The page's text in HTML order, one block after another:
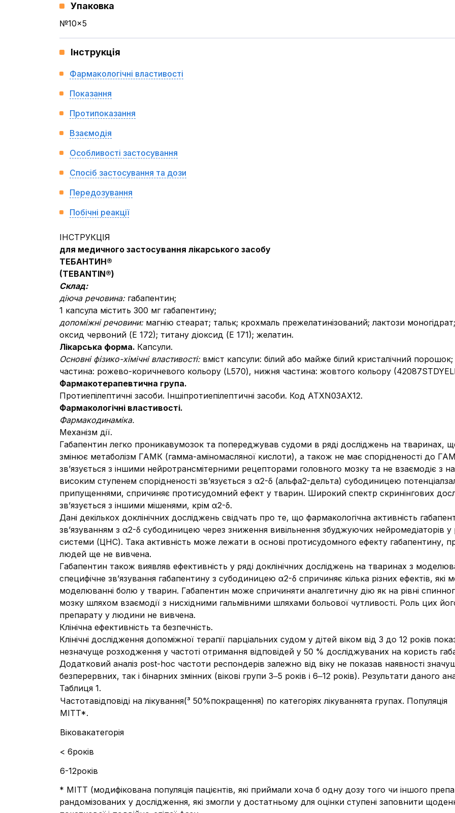
Упаковка
№10x5
Інструкція
Фармакологічні властивості
Показання
Протипоказання
Взаємодія
Особливості застосування
Спосіб застосування та дози
Передозування
Побічні реакції
ІНСТРУКЦІЯ
для медичного застосування лікарського засобу
ТЕБАНТИН®
(TEBANTIN®)
Склад:
діюча речовина: габапентин;
1 капсула містить 300 мг габапентину;
допоміжні речовини: магнію стеарат; тальк; крохмаль прежелатинізований; лактози
оксид червоний (Е 172); титану діоксид (Е 171); желатин.
Лікарська форма. Капсули.
Основні фізико-хімічні властивості: вміст капсули: білий або майже білий кристалічний
частина: рожево-коричневого кольору (L570), нижня частина: жовтого кольору
Фармакотерапевтична група.
Протиепілептичні засоби. Іншіпротиепілептичні засоби. Код АТХN03AX12.
Фармакологічні властивості.
Фармакодинаміка.
Механізм дії.
Габапентин легко проникавумозок та попереджував судоми в ряді досліджень на тваринах,
змінює метаболізм ГАМК (гамма-аміномасляної кислоти), а також не має спорідненості до
зв’язується з іншими нейротрансмітерними рецепторами головного мозку та не взаємодіє з
високим ступенем спорідненості зв’язується з α2-δ (альфа2-дельта) субодиницею
припущеннями, спричиняє протисудомний ефект у тварин. Широкий спектр скринінгових
зв’язується з іншими мішенями, крім α2-δ.
Дані декількох доклінічних досліджень свідчать про те, що фармакологічна активність
зв’язуванням з α2-δ субодиницею через зниження вивільнення збуджуючих нейромедіаторів у
системи (ЦНС). Така активність може лежати в основі протисудомного ефекту габапентину,
людей ще не вивчена.
Габапентин також виявляв ефективність у ряді доклінічних досліджень на тваринах з
специфічне зв’язування габапентину з субодиницею α2-δ спричиняє кілька різних ефектів, які
моделюванні болю у тварин. Габапентин може спричиняти аналгетичну дію як на рівні
мозку шляхом взаємодії з нисхідними гальмівними шляхами больової чутливості. Роль цих
препарату у людини не вивчена.
Клінічна ефективність та безпечність.
Клінічні дослідження допоміжної терапії парціальних судом у дітей віком від 3 до 12 років
незначуще розходження у частоті отримання відповідей у 50 % досліджуваних на користь
Додатковий аналіз post-hoc частоти респондерів залежно від віку не показав наявності
безперервних, так і бінарних змінних (вікові групи 3‒5 років і 6‒12 років). Результати даного
Таблиця 1.
Частотавідповіді на лікування(³ 50%покращення) по категоріях лікуваннята групах. Популяція
MITT*.
Віковакатегорія
< 6років
6-12років
* MITT (модифікована популяція пацієнтів, які приймали хоча б одну дозу того чи іншого
рандомізованих у дослідження, які змогли у достатньому для оцінки ступені заповнити